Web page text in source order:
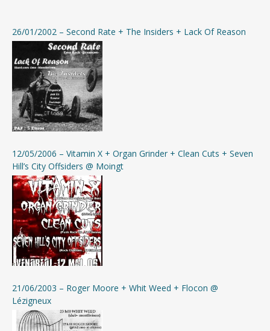
Cliquer pour télécharger gratuitement la compilation
(format mp3 320kbps + jaquettes)
Si besoin, télécharger 7-Zip pour décompresser l’archive
26/01/2002 – Second Rate + The Insiders + Lack Of Reason
12/05/2006 – Vitamin X + Organ Grinder + Clean Cuts + Seven
Hill’s City Offsiders @ Moingt
21/06/2003 – Roger Moore + Whit Weed + Flocon @
Lézigneux